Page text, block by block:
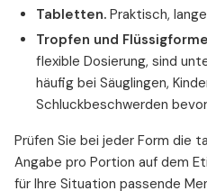
Tabletten. Praktisch,
Tropfen und
flexible Dosierung, sind
häufig bei Säuglingen,
Schluckbeschwerden
Prüfen Sie bei jeder Form die
Angabe pro Portion auf dem
für Ihre Situation passende